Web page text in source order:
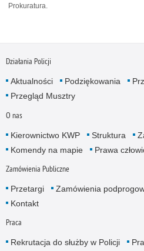
Prokuratura.
Działania Policji
Aktualności Podziękowania
Przegląd Musztry
O nas
Kierownictwo KWP Struktura
Komendy na mapie
Prawa
Zamówienia Publiczne
Przetargi Zamówienia
Kontakt
Praca
Rekrutacja do służby w Policji